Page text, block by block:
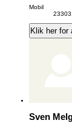
Mobil
Klik her for
Sven